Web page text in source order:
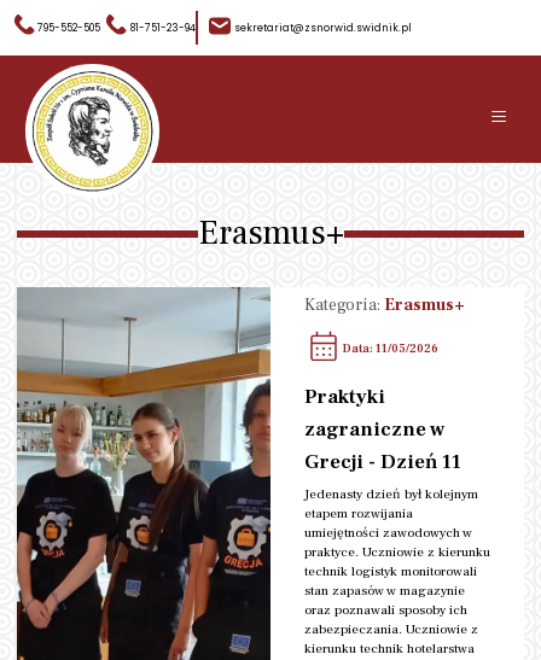
795-552-505 81-751-23-94 sekretariat@zsnorwid.swidnik.pl
≡
Erasmus+
Kategoria: Erasmus+
Data: 11/05/2026
Praktyki
zagraniczne w
Grecji - Dzień 11
Jedenasty dzień był kolejnym
etapem rozwijania
umiejętności zawodowych w
praktyce. Uczniowie z kierunku
technik logistyk monitorowali
stan zapasów w magazynie
oraz poznawali sposoby ich
zabezpieczania. Uczniowie z
kierunku technik hotelarstwa